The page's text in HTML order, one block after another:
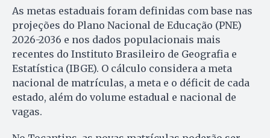
As metas estaduais foram definidas com base nas
projeções do Plano Nacional de Educação (PNE)
2026-2036 e nos dados populacionais mais
recentes do Instituto Brasileiro de Geografia e
Estatística (IBGE). O cálculo considera a meta
nacional de matrículas, a meta e o déficit de cada
estado, além do volume estadual e nacional de
vagas.